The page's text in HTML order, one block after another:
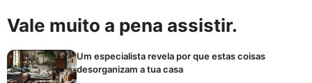
Vale muito a pena assistir.
Um especialista revela por que estas coisas
desorganizam a tua casa